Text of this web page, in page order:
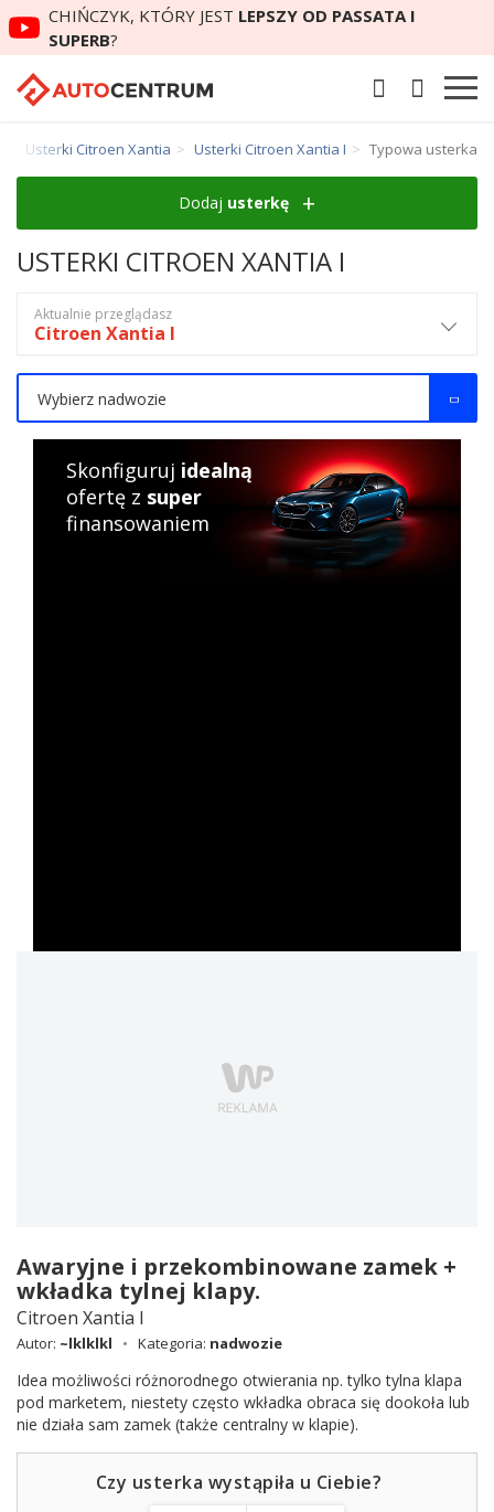
CHIŃCZYK, KTÓRY JEST LEPSZY OD PASSATA I
SUPERB?
Usterki Citroen Xantia Usterki Citroen Xantia I Typowa usterka
Awaryjne i przekombinowane zamek +
wkładka tylnej klapy.
Citroen Xantia I
Autor: ~lklklkl Kategoria: nadwozie
Idea możliwości różnorodnego otwierania np. tylko tylna klapa
pod marketem, niestety często wkładka obraca się dookoła lub
nie działa sam zamek (także centralny w klapie).
Czy usterka wystąpiła u Ciebie?
Dodaj usterkę
USTERKI CITROEN XANTIA I
Aktualnie przeglądasz
Citroen Xantia I
Wybierz nadwozie
Skonfiguruj idealną
ofertę z super
finansowaniem